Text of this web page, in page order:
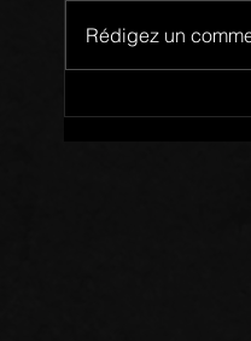
Rédigez un